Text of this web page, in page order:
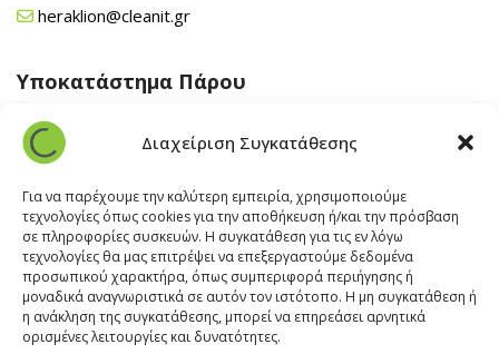
Διαχείριση Συγκατάθεσης
Για να παρέχουμε την καλύτερη εμπειρία, χρησιμοποιούμε
τεχνολογίες όπως cookies για την αποθήκευση ή/και την πρόσβαση
σε πληροφορίες συσκευών. Η συγκατάθεση για τις εν λόγω
τεχνολογίες θα μας επιτρέψει να επεξεργαστούμε δεδομένα
προσωπικού χαρακτήρα, όπως συμπεριφορά περιήγησης ή
μοναδικά αναγνωριστικά σε αυτόν τον ιστότοπο. Η μη συγκατάθεση ή
η ανάκληση της συγκατάθεσης, μπορεί να επηρεάσει αρνητικά
ορισμένες λειτουργίες και δυνατότητες.
heraklion@cleanit.gr
Υποκατάστημα Πάρου
Άγιος Βλάσης Αρχίλοχος, Πάρος 84400
22840 43 163
paros@cleanit.gr
Υποκατάστημα Σαντορίνης
Έξω Γωνία, Σαντορίνη847 00
22860 22322